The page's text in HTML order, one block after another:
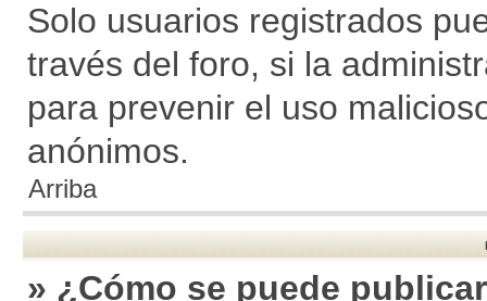
Solo usuarios registrados
través del foro, si la
para prevenir el uso
anónimos.
Arriba
» ¿Cómo se puede